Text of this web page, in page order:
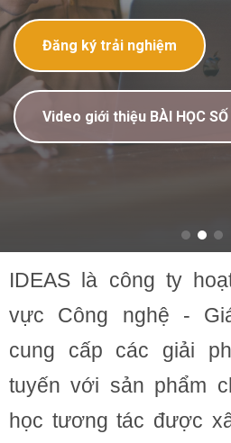
Đăng ký trải nghiệm
Video giới thiệu BÀI HỌC SỐ
IDEAS là công ty
vực Công nghệ -
cung cấp các giải
tuyến với sản phẩm
học tương tác được